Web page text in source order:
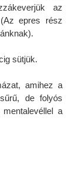
az
epres rész
sütjük.
amihez a
de folyós
a